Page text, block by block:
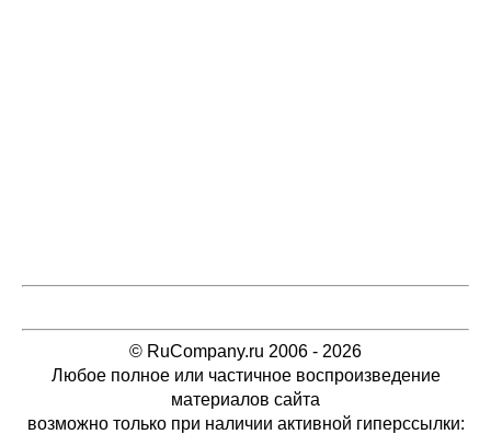
© RuCompany.ru 2006 - 2026
Любое полное или частичное воспроизведение
материалов сайта
возможно только при наличии активной гиперссылки: